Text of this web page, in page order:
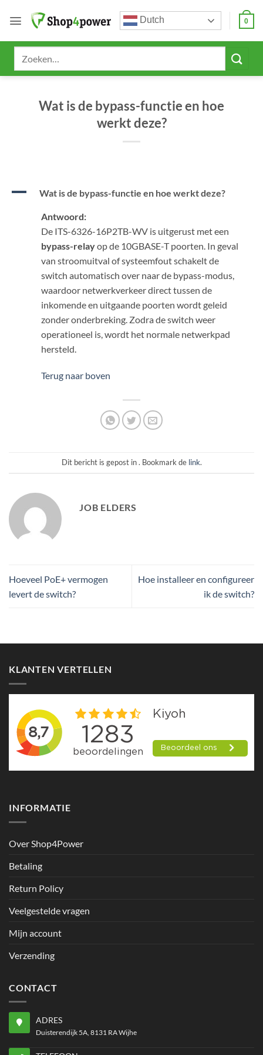
naar
Dutch 0
Wat is de bypass-functie en hoe
werkt deze?
A Wat is de bypass-functie en hoe werkt deze?
Antwoord:
De ITS-6326-16P2TB-WV is uitgerust met een
bypass-relayop de 10GBASE-T poorten. In geval
van stroomuitval of systeemfout schakelt de
switch automatisch over naar de bypass-modus,
waardoor netwerkverkeer direct tussen de
inkomende en uitgaande poorten wordt geleid
zonder onderbreking. Zodra de switch weer
operationeel is, wordt het normale netwerkpad
hersteld.
Terug naar boven
Dit bericht is gepost in . Bookmark de link.
JOB ELDERS
Hoeveel PoE+ vermogen
levert de switch?
Hoe installeer en configureer
ik de switch?
KLANTEN VERTELLEN
INFORMATIE
Over Shop4Power
Betaling
Return Policy
Veelgestelde vragen
Mijn account
Verzending
CONTACT
ADRES
Duisterendijk 5A, 8131 RA Wijhe